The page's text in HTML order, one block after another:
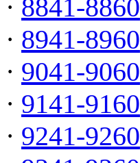
· 8841-8860
· 8941-8960
· 9041-9060
· 9141-9160
· 9241-9260